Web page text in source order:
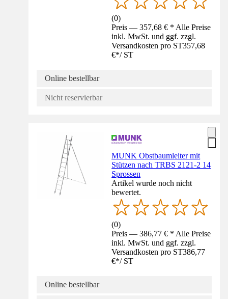
(0)
Preis — 357,68 € * Alle Preise
inkl. MwSt. und ggf. zzgl.
Versandkosten pro ST357,68
€*/ ST
Online bestellbar
Nicht reservierbar
MUNK Obstbaumleiter mit
Stützen nach TRBS 2121-2 14
Sprossen
Artikel wurde noch nicht
bewertet.
(0)
Preis — 386,77 € * Alle Preise
inkl. MwSt. und ggf. zzgl.
Versandkosten pro ST386,77
€*/ ST
Online bestellbar